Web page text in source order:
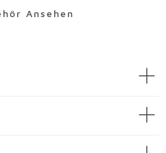
Ansehen
by Musterring vereint